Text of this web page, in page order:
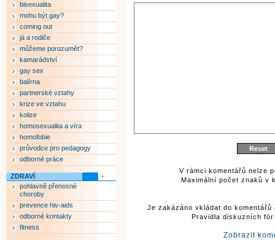
V rámci komentářů nelze
Maximální počet znaků v
Je zakázáno vkládat do
Pravidla diskuzních
Zobrazit
bisexualita
mohu být gay?
coming out
já a rodiče
můžeme porozumět?
kamarádství
gay sex
balírna
partnerské vztahy
krize ve vztahu
kolize
homosexualita a víra
homofobie
průvodce pro pedagogy
odborné práce
ZDRAVÍ
pohlavně přenosné
choroby
prevence hiv-aids
odborné kontakty
fitness